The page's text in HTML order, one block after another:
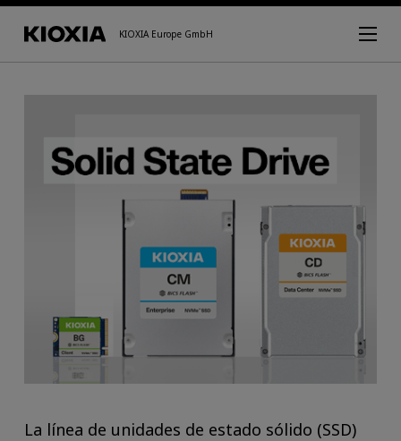
KIOXIA Europe GmbH
La línea de unidades de estado sólido (SSD)